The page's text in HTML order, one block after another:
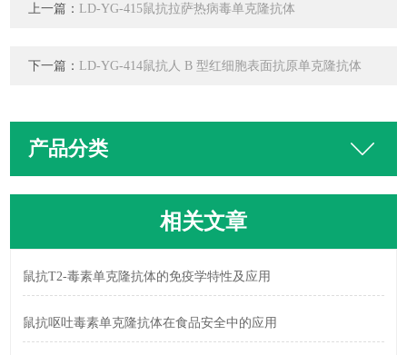
上一篇： LD-YG-415鼠抗拉萨热病毒单克隆抗体
下一篇： LD-YG-414鼠抗人 B 型红细胞表面抗原单克隆抗体
产品分类
相关文章
鼠抗T2-毒素单克隆抗体的免疫学特性及应用
鼠抗呕吐毒素单克隆抗体在食品安全中的应用